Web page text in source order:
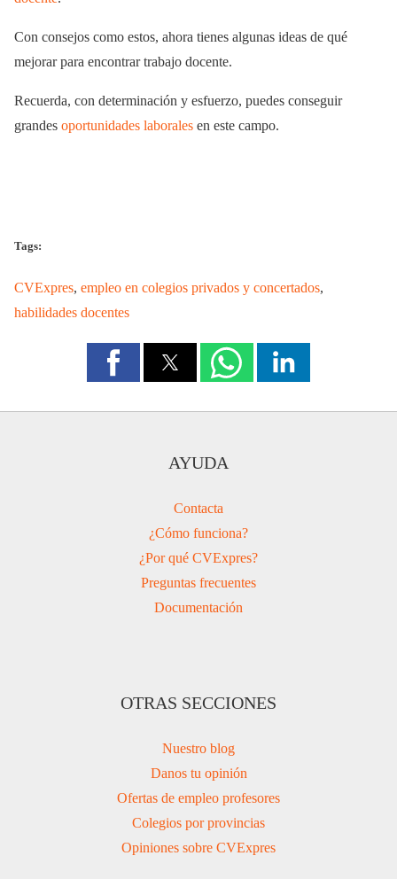
Con consejos como estos, ahora tienes algunas ideas de qué
mejorar para encontrar trabajo docente.
Recuerda, con determinación y esfuerzo, puedes conseguir
grandes oportunidades laborales en este campo.
Tags:
CVExpres, empleo en colegios privados y concertados,
habilidades docentes
AYUDA
Contacta
¿Cómo funciona?
¿Por qué CVExpres?
Preguntas frecuentes
Documentación
OTRAS SECCIONES
Nuestro blog
Danos tu opinión
Ofertas de empleo profesores
Colegios por provincias
Opiniones sobre CVExpres